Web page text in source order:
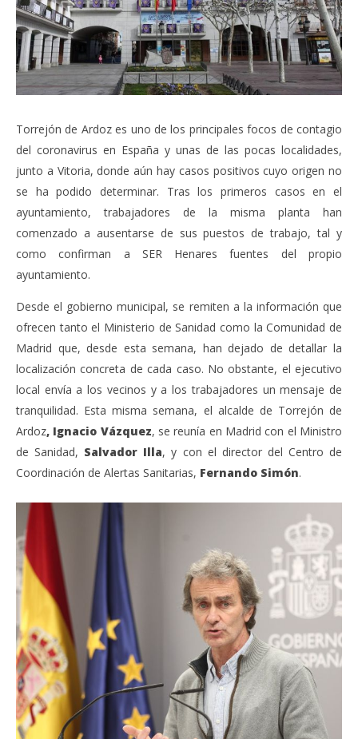
Torrejón de Ardoz es uno de los principales focos de contagio
del coronavirus en España y unas de las pocas localidades,
junto a Vitoria, donde aún hay casos positivos cuyo origen no
se ha podido determinar. Tras los primeros casos en el
ayuntamiento, trabajadores de la misma planta han
comenzado a ausentarse de sus puestos de trabajo, tal y
como confirman a SER Henares fuentes del propio
ayuntamiento.
Desde el gobierno municipal, se remiten a la información que
ofrecen tanto el Ministerio de Sanidad como la Comunidad de
Madrid que, desde esta semana, han dejado de detallar la
localización concreta de cada caso. No obstante, el ejecutivo
local envía a los vecinos y a los trabajadores un mensaje de
tranquilidad. Esta misma semana, el alcalde de Torrejón de
Ardoz, Ignacio Vázquez, se reunía en Madrid con el Ministro
de Sanidad, Salvador Illa, y con el director del Centro de
Coordinación de Alertas Sanitarias, Fernando Simón.